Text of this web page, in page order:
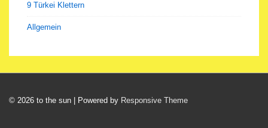
9 Türkei Klettern
Allgemein
© 2026 to the sun | Powered by Responsive Theme